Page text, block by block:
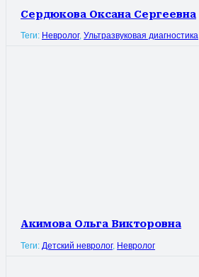
Сердюкова Оксана Сергеевна
Теги: Невролог, Ультразвуковая диагностика
Акимова Ольга Викторовна
Теги: Детский невролог, Невролог